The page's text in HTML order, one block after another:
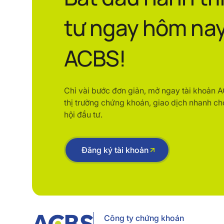
tư ngay hôm
ACBS!
Chỉ vài bước đơn giản, mở ngay tài khoản
thị trường chứng khoán, giao dịch nhanh
hội đầu tư.
Đăng ký tài khoản
Công ty chứng khoán